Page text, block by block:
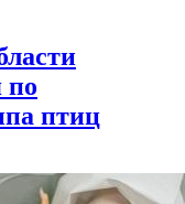
по
птиц